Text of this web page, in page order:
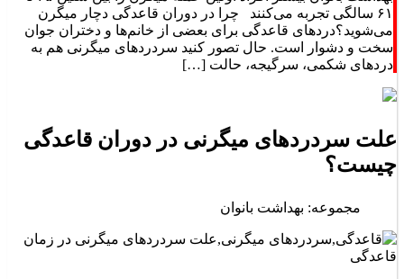
۶۱ سالگی تجربه می‌كنند چرا در دوران قاعدگی دچار میگرن
می‌شوید؟دردهای قاعدگی برای بعضی از خانم‌ها و دختران جوان
سخت و دشوار است. حال تصور كنید سردردهای میگرنی هم به
دردهای شكمی، سرگیجه، حالت […]
علت سردردهای میگرنی در دوران قاعدگی
چیست؟
مجموعه: بهداشت بانوان